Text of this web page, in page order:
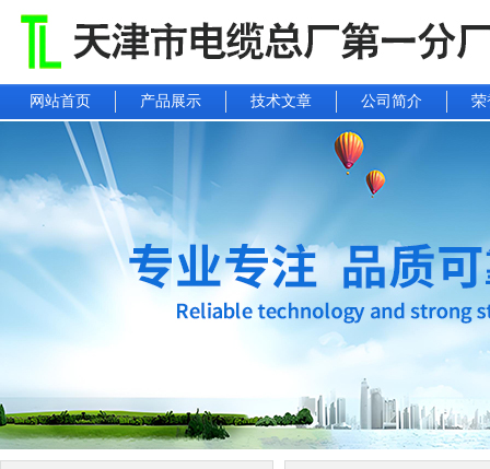
网站首页 产品展示 技术文章 公司简介 荣